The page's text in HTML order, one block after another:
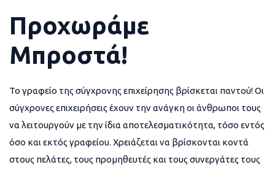
Προχωράμε
Μπροστά!
Το γραφείο της σύγχρονης επιχείρησης βρίσκεται παντού! Οι
σύγχρονες επιχειρήσεις έχουν την ανάγκη οι άνθρωποι τους
να λειτουργούν με την ίδια αποτελεσματικότητα, τόσο εντός
όσο και εκτός γραφείου. Χρειάζεται να βρίσκονται κοντά
στους πελάτες, τους προμηθευτές και τους συνεργάτες τους